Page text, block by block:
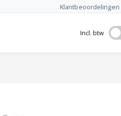
Klantbeoordelingen
Incl. btw